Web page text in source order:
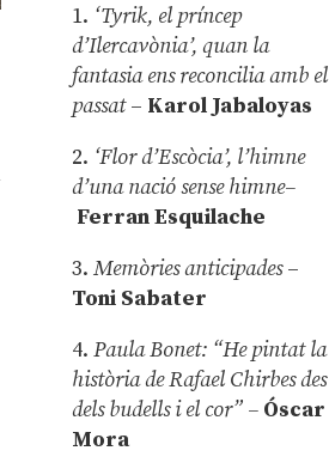
1. ‘Tyrik, el príncep
d’Ilercavònia’, quan la
fantasia ens reconcilia amb el
passat– Karol Jabaloyas
2. ‘Flor d’Escòcia’, l’himne
d’una nació sense himne–
Ferran Esquilache
3.Memòries anticipades–
Toni Sabater
4.Paula Bonet: “He pintat la
història de Rafael Chirbes des
dels budells i el cor” – Óscar
Mora